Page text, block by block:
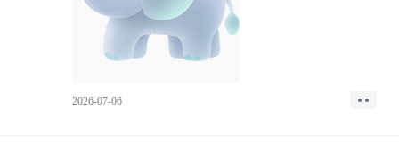
十四五规划材料外加刚才客户提出来的一些东西，变成
我自己的思路和想法了。
然后，跟贵州的交流完，去浙江，浙江之后去安徽，等
的讲贵州的，跟安徽的谈浙江的，等等，就是张冠李戴
颜色要求：
每个图标根据主题选择不同主色，颜色要贴合含义，避
免重复。
白茶用米白金色、花茶用粉色、茶具用紫色或青色。
2026-07-06